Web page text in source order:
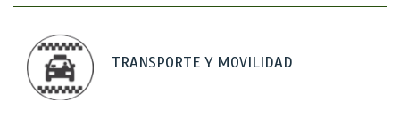
TRANSPORTE Y MOVILIDAD